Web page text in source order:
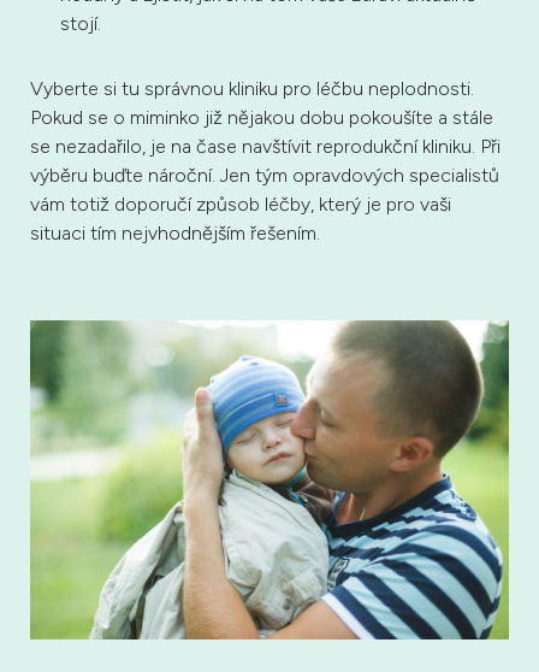
stojí.
Vyberte si tu správnou kliniku pro léčbu neplodnosti.
Pokud se o miminko již nějakou dobu pokoušíte a stále
se nezadařilo, je na čase navštívit reprodukční kliniku. Při
výběru buďte nároční. Jen tým opravdových specialistů
vám totiž doporučí způsob léčby, který je pro vaši
situaci tím nejvhodnějším řešením.